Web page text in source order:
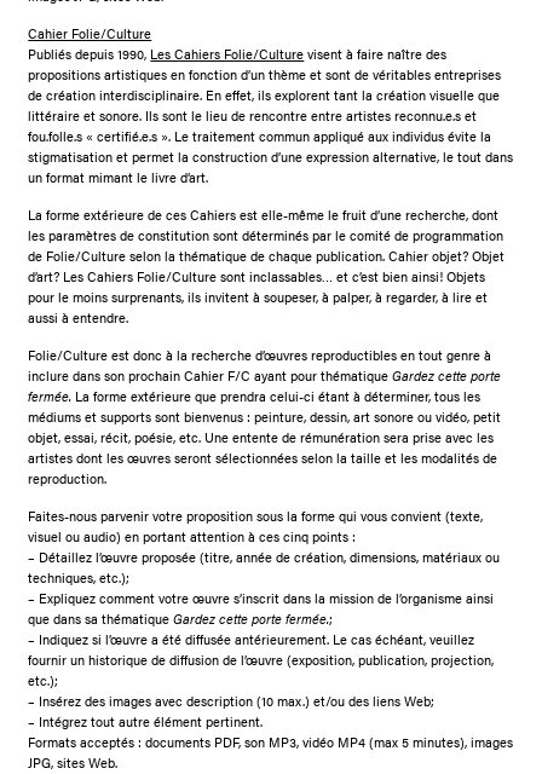
Cahier Folie/Culture
Publiés depuis 1990, Les Cahiers Folie/Culture visent à faire naître des
propositions artistiques en fonction d’un thème et sont de véritables entreprises
de création interdisciplinaire. En effet, ils explorent tant la création visuelle que
littéraire et sonore. Ils sont le lieu de rencontre entre artistes reconnu.e.s et
fou.folle.s « certifié.e.s ». Le traitement commun appliqué aux individus évite la
stigmatisation et permet la construction d’une expression alternative, le tout dans
un format mimant le livre d’art.
La forme extérieure de ces Cahiers est elle-même le fruit d’une recherche, dont
les paramètres de constitution sont déterminés par le comité de programmation
de Folie/Culture selon la thématique de chaque publication. Cahier objet? Objet
d’art? Les Cahiers Folie/Culture sont inclassables… et c’est bien ainsi! Objets
pour le moins surprenants, ils invitent à soupeser, à palper, à regarder, à lire et
aussi à entendre.
Folie/Culture est donc à la recherche d’œuvres reproductibles en tout genre à
inclure dans son prochain Cahier F/C ayant pour thématiqueGardez cette porte
fermée. La forme extérieure que prendra celui-ci étant à déterminer, tous les
médiums et supports sont bienvenus : peinture, dessin, art sonore ou vidéo, petit
objet, essai, récit, poésie, etc. Une entente de rémunération sera prise avec les
artistes dont les œuvres seront sélectionnées selon la taille et les modalités de
reproduction.
Faites-nous parvenir votre proposition sous la forme qui vous convient (texte,
visuel ou audio) en portant attention à ces cinq points :
– Détaillez l’œuvre proposée (titre, année de création, dimensions, matériaux ou
techniques, etc.);
– Expliquez comment votre œuvre s’inscrit dans la mission de l’organisme ainsi
que dans sa thématiqueGardez cette porte fermée.;
– Indiquez si l’œuvre a été diffusée antérieurement. Le cas échéant, veuillez
fournir un historique de diffusion de l’œuvre (exposition, publication, projection,
etc.);
– Insérez des images avec description (10 max.) et/ou des liens Web;
– Intégrez tout autre élément pertinent.
Formats acceptés : documents PDF, son MP3, vidéo MP4 (max 5 minutes), images
JPG, sites Web.